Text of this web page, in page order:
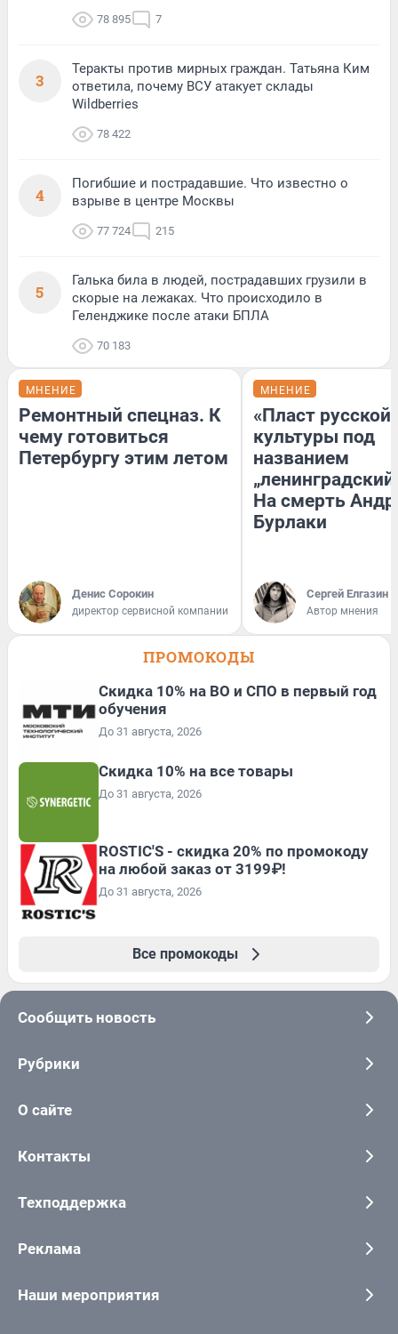
78 895 7
3
Теракты против мирных граждан. Татьяна Ким
ответила, почему ВСУ атакует склады
Wildberries
78 422
4
Погибшие и пострадавшие. Что известно о
взрыве в центре Москвы
77 724 215
5
Галька била в людей, пострадавших грузили в
скорые на лежаках. Что происходило в
Геленджике после атаки БПЛА
70 183
МНЕНИЕ
Ремонтный спецназ. К
чему готовиться
Петербургу этим летом
Денис Сорокин
директор сервисной компании
МНЕНИЕ
«Пласт русской
культуры под
названием
На смерть
Бурлаки
Сергей Елгазин
Автор мнения
ПРОМОКОДЫ
Скидка 10% на ВО и СПО в первый год
обучения
До 31 августа, 2026
Скидка 10% на все товары
До 31 августа, 2026
ROSTIC'S - скидка 20% по промокоду
на любой заказ от 3199₽!
До 31 августа, 2026
Все промокоды
Сообщить новость
Рубрики
О сайте
Контакты
Техподдержка
Реклама
Наши мероприятия